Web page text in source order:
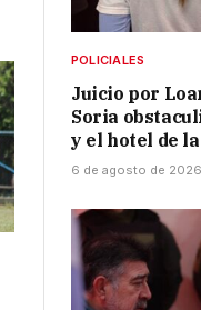
POLICIALES
Juicio por
Soria
y el hotel de la
6 de agosto de 2026